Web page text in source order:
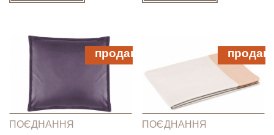
ПОЄДНАННЯ
продано
ПОЄДНАННЯ